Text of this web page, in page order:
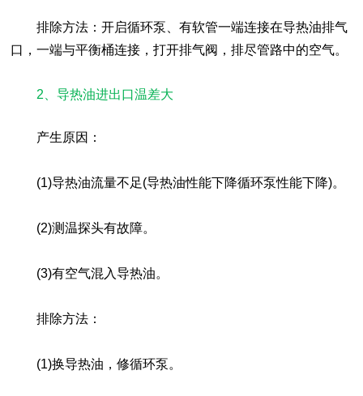
排除方法：开启循环泵、有软管一端连接在导热油排气
口，一端与平衡桶连接，打开排气阀，排尽管路中的空气。
2、导热油进出口温差大
产生原因：
(1)导热油流量不足(导热油性能下降循环泵性能下降)。
(2)测温探头有故障。
(3)有空气混入导热油。
排除方法：
(1)换导热油，修循环泵。